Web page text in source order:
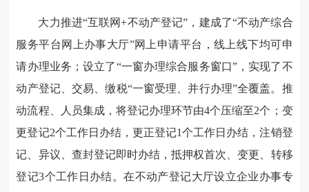
大力推进“互联网+不动产登记”，建成了“不动产综合
服务平台网上办事大厅”网上申请平台，线上线下均可申
请办理业务；设立了“一窗办理综合服务窗口”，实现了不
动产登记、交易、缴税“一窗受理、并行办理”全覆盖。推
动流程、人员集成，将登记办理环节由4个压缩至2个；变
更登记2个工作日办结，更正登记1个工作日办结，注销登
记、异议、查封登记即时办结，抵押权首次、变更、转移
登记3个工作日办结。在不动产登记大厅设立企业办事专